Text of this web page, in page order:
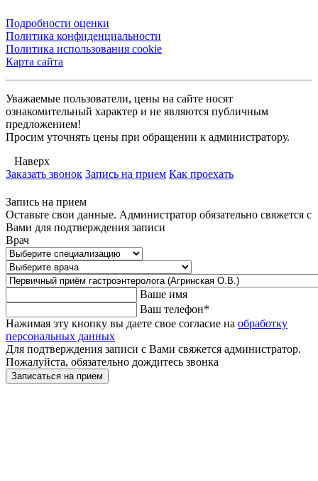
Подробности оценки
Политика конфиденциальности
Политика использования сookie
Карта сайта
Уважаемые пользователи, цены на сайте носят
ознакомительный характер и не являются публичным
предложением!
Просим уточнять цены при обращении к администратору.
Наверх
Заказать звонок Запись на прием Как проехать
Запись на прием
Оставьте свои данные. Администратор обязательно свяжется с
Вами для подтверждения записи
Врач
Ваше имя
Ваш телефон*
Нажимая эту кнопку вы даете свое согласие на обработку
персональных данных
Для подтверждения записи с Вами свяжется администратор.
Пожалуйста, обязательно дождитесь звонка
Записаться на прием